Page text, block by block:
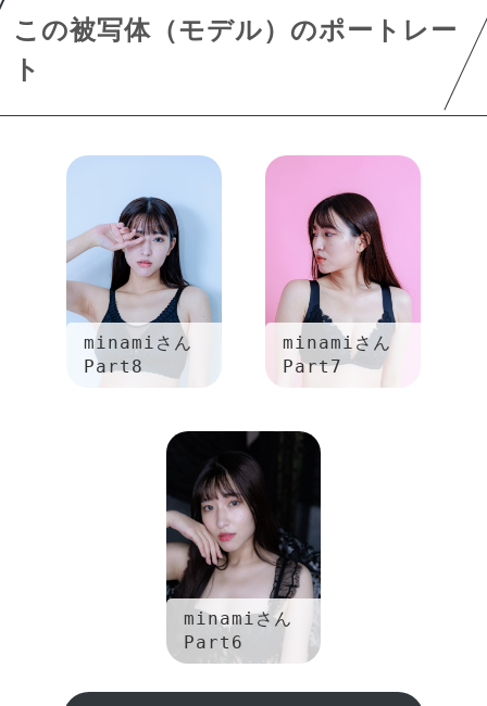
この被写体（モデル）のポートレー
ト
minamiさん
Part8
minamiさん
Part7
minamiさん
Part6